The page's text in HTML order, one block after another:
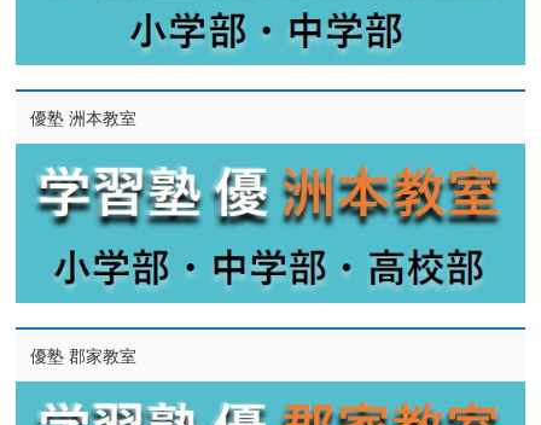
優塾 洲本教室
優塾 郡家教室